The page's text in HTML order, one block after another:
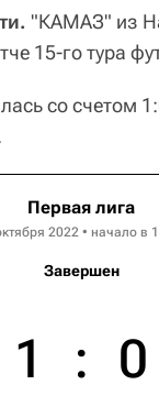
"КАМАЗ" из
15-го тура
со счетом
Первая лига
2022 • начало в
Завершен
1 : 0